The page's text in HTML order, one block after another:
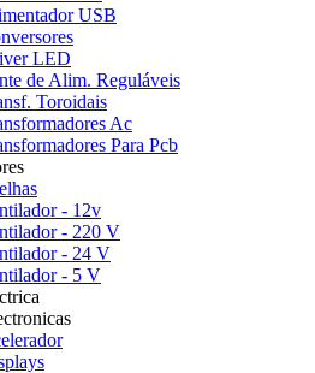
USB
LED
de Alim. Reguláveis
Toroidais
Ac
Para Pcb
- 12v
- 220 V
- 24 V
- 5 V